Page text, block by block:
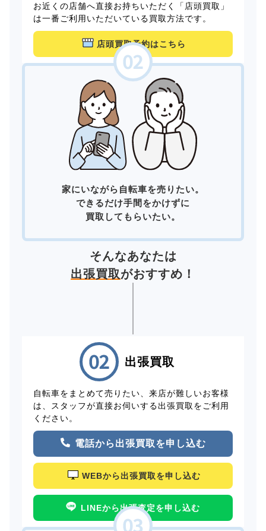
お近くの店舗へ直接お持ちいただく「店頭買取」
は一番ご利用いただいている買取方法です。
店頭買取予約はこちら
家にいながら自転車を売りたい。
できるだけ手間をかけずに
買取してもらいたい。
そんなあなたは
出張買取がおすすめ！
出張買取
自転車をまとめて売りたい、来店が難しいお客様
は、スタッフが直接お伺いする出張買取をご利用
ください。
電話から出張買取を申し込む
WEBから出張買取を申し込む
LINEから出張査定を申し込む